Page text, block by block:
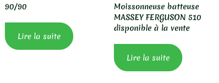
90/90
Lire la suite
Moissonneuse batteuse
MASSEY FERGUSON 510
disponible à la vente
Lire la suite